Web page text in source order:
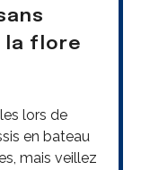
la flore
lors de
en bateau
mais veillez